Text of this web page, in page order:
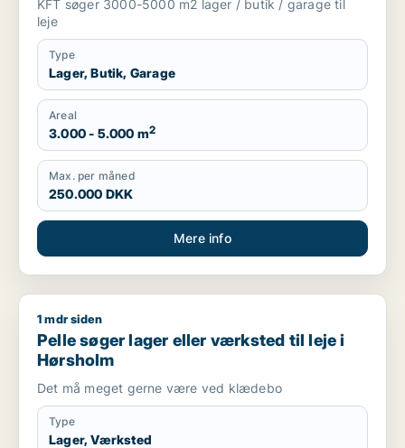
KFT søger 3000-5000 m2 lager / butik / garage til
leje
Type
Lager, Butik, Garage
Areal
3.000 - 5.000 m2
Max. per måned
250.000 DKK
Mere info
Pelle søger lager eller værksted til leje i Hørsholm
1 mdr siden
Pelle søger lager eller værksted til leje i
Hørsholm
Det må meget gerne være ved klædebo
Type
Lager, Værksted